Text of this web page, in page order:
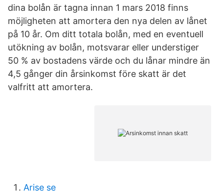
dina bolån är tagna innan 1 mars 2018 finns
möjligheten att amortera den nya delen av lånet
på 10 år. Om ditt totala bolån, med en eventuell
utökning av bolån, motsvarar eller understiger
50 % av bostadens värde och du lånar mindre än
4,5 gånger din årsinkomst före skatt är det
valfritt att amortera.
Arise se